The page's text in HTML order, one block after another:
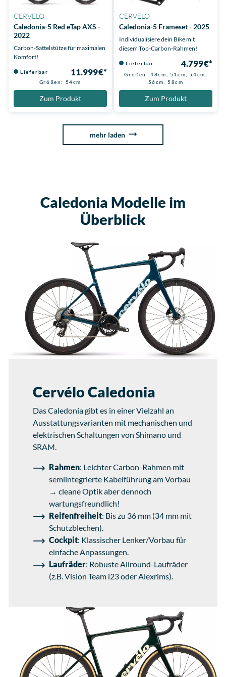
CERVELO
Caledonia-5 Red eTap AXS -
2022
Carbon-Sattelstütze für maximalen
Komfort!
Lieferbar 11.999 €*
Größen: 54cm
Zum Produkt
CERVELO
Caledonia-5 Frameset - 2025
Individualisiere dein Bike mit
diesem Top-Carbon-Rahmen!
Lieferbar 4.799 €*
Größen: 48cm, 51cm, 54cm,
56cm, 58cm
Zum Produkt
mehr laden
Caledonia Modelle im
Überblick
Cervélo Caledonia
Das Caledonia gibt es in einer Vielzahl an
Ausstattungsvarianten mit mechanischen und
elektrischen Schaltungen von Shimano und
SRAM.
Rahmen: Leichter Carbon-Rahmen mit
semiintegrierte Kabelführung am Vorbau
→ cleane Optik aber dennoch
wartungsfreundlich!
Reifenfreiheit: Bis zu 36 mm (34 mm mit
Schutzblechen).
Cockpit: Klassischer Lenker/Vorbau für
einfache Anpassungen.
Laufräder: Robuste Allround-Laufräder
(z.B. Vision Team i23 oder Alexrims).